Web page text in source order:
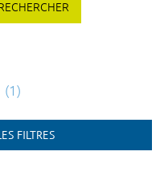
(1)
FILTRES